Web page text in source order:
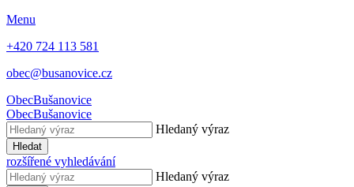
Menu
+420 724 113 581
obec@busanovice.cz
ObecBušanovice
ObecBušanovice
Hledaný výraz
Hledat
rozšířené vyhledávání
Hledaný výraz